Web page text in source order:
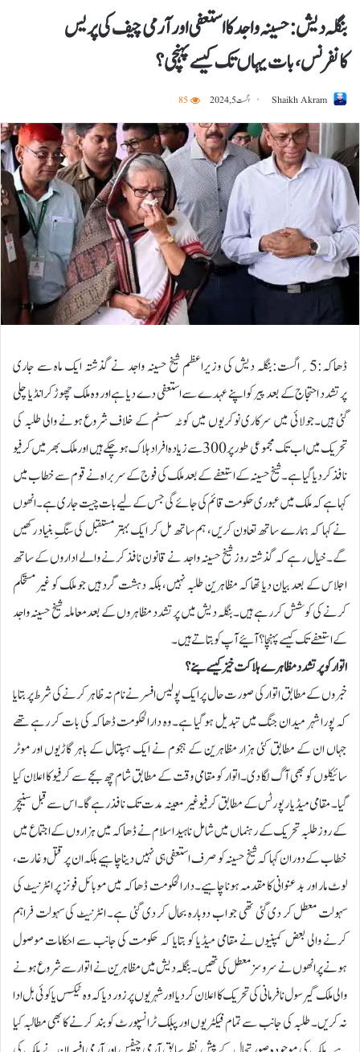
بنگلہ دیش: حسینہ واجد کا استعفی اور آرمی چیف کی پریس
کانفرنس، بات یہاں تک کیسے پہنچی؟
Shaikh Akram اگست 5, 2024 85
ڈھاکہ:5؍اگست:بنگلہ دیش کی وزیراعظم شیخ حسینہ واجد نے گذشتہ ایک ماہ سے جاری
پرتشدد احتجاج کے بعد پیر کو اپنے عہدے سے استعفی دے دیا ہے اور وہ ملک چھوڑ کرانڈیا چلی
گئی ہیں۔جولائی میں سرکاری نوکریوں میں کوٹہ سسٹم کے خلاف شروع ہونے والی طلبہ کی
تحریک میں اب تک مجموعی طور پر 300 سے زیادہ افراد ہلاک ہو چکے ہیں اور ملک بھر میں کرفیو
نافذ کر دیا گیا ہے۔شیخ حسینہ کے استعفے کے بعد ملک کی فوج کے سربراہ نے قوم سے خطاب میں
کہا ہے کہ ملک میں عبوری حکومت قائم کی جائے گی جس کے لیے بات چیت جاری ہے۔ انھوں
نے کہا کہ ہمارے ساتھ تعاون کریں، ہم ساتھ مل کر ایک بہتر مستقبل کی سنگِ بنیاد رکھیں
گے۔خیال رہے کہ گذشتہ روز شیخ حسینہ واجد نے قانون نافذ کرنے والے اداروں کے ساتھ
اجلاس کے بعد بیان دیا تھا کہ مظاہرین طلبہ نہیں، بلکہ دہشت گرد ہیں جو ملک کو غیر مستحکم
کرنے کی کوشش کر رہے ہیں۔بنگلہ دیش میں پرتشدد مظاہروں کے بعد معاملہ شیخ حسینہ واجد
کے استعفے تک کیسے پہنچا؟ آئیے آپ کو بتاتے ہیں۔
اتوار کو پرتشدد مظاہرے ہلاکت خیز کیسے بنے؟
خبروں کے مطابق اتوار کی صورت حال پر ایک پولیس افسر نے نام نہ ظاہر کرنے کی شرط پر بتایا
کہ پورا شہر میدان جنگ میں تبدیل ہو گیا ہے۔ وہ دارالحکومت ڈھاکہ کی بات کر رہے تھے
جہاں ان کے مطابق کئی ہزار مظاہرین کے ہجوم نے ایک ہسپتال کے باہر گاڑیوں اور موٹر
سائیکلوں کو بھی آگ لگا دی۔اتوار کو مقامی وقت کے مطابق شام چھ بجے سے کرفیو کا اعلان کیا
گیا۔ مقامی میڈیا رپورٹس کے مطابق کرفیو غیر معینہ مدت تک نافذ رہے گا۔اس سے قبل سنیچر
کے روز طلبہ تحریک کے رہنماں میں شامل ناہید اسلام نے ڈھاکہ میں ہزاروں کے اجتماع میں
خطاب کے دوران کہا کہ شیخ حسینہ کو صرف استعفی ہی نہیں دینا چاہیے بلکہ ان پر قتل و غارت،
لوٹ مار اور بدعنوانی کا مقدمہ ہونا چاہیے۔دارالحکومت ڈھاکہ میں موبائل فونز پر انٹرنیٹ کی
سہولت معطل کر دی گئی تھی جو اب دوبارہ بحال کر دی گئی ہے۔ انٹرنیٹ کی سہولت فراہم
کرنے والی بعض کمپنیوں نے مقامی میڈیا کو بتایا کہ حکومت کی جانب سے احکامات موصول
ہونے پر انھوں نے سروسز معطل کی تھیں۔بنگلہ دیش میں مظاہرین نے اتوار سے شروع ہونے
والی ملک گیر سول نافرمانی کی تحریک کا اعلان کر دیا اور شہریوں پر زور دیا کہ وہ ٹیکس یا کوئی بل ادا
نہ کریں۔ طلبہ کی جانب سے تمام فیکٹریوں اور پبلک ٹرانسپورٹ کو بند کرنے کا بھی مطالبہ کیا